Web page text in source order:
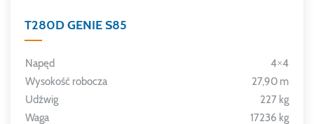
T280D GENIE S85
Napęd
4×4
Wysokość robocza
27,90 m
Udźwig
227 kg
Waga
17236 kg